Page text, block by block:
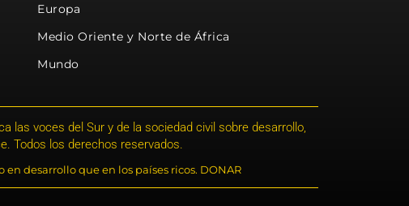
Europa
Medio Oriente y Norte de África
Mundo
las voces del Sur y de la sociedad civil sobre desarrollo,
Todos los derechos reservados.
desarrollo que en los países ricos. DONAR